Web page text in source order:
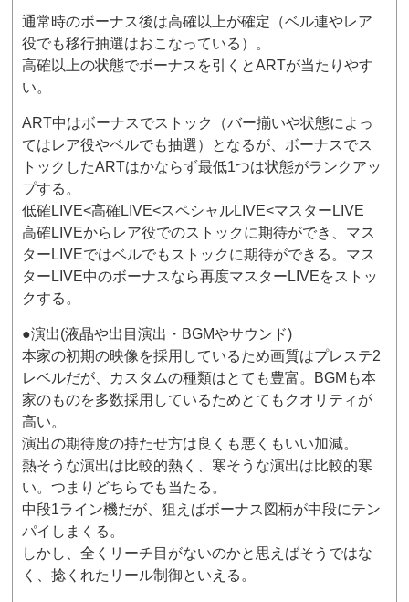
通常時のボーナス後は高確以上が確定（ベル連やレア
役でも移行抽選はおこなっている）。
高確以上の状態でボーナスを引くとARTが当たりやす
い。
ART中はボーナスでストック（バー揃いや状態によっ
てはレア役やベルでも抽選）となるが、ボーナスでス
トックしたARTはかならず最低1つは状態がランクアッ
プする。
低確LIVE<高確LIVE<スペシャルLIVE<マスターLIVE
高確LIVEからレア役でのストックに期待ができ、マス
ターLIVEではベルでもストックに期待ができる。マス
ターLIVE中のボーナスなら再度マスターLIVEをストッ
クする。
●演出(液晶や出目演出・BGMやサウンド)
本家の初期の映像を採用しているため画質はプレステ2
レベルだが、カスタムの種類はとても豊富。BGMも本
家のものを多数採用しているためとてもクオリティが
高い。
演出の期待度の持たせ方は良くも悪くもいい加減。
熱そうな演出は比較的熱く、寒そうな演出は比較的寒
い。つまりどちらでも当たる。
中段1ライン機だが、狙えばボーナス図柄が中段にテン
パイしまくる。
しかし、全くリーチ目がないのかと思えばそうではな
く、捻くれたリール制御といえる。